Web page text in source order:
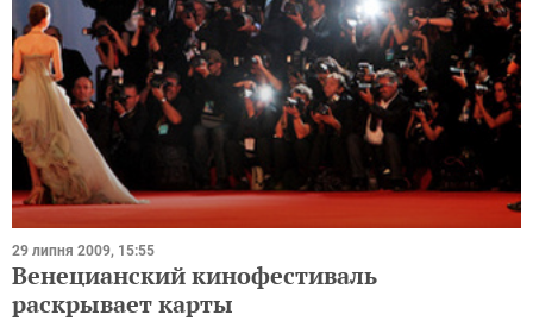
29 липня 2009, 15:55
Венецианский кинофестиваль
раскрывает карты